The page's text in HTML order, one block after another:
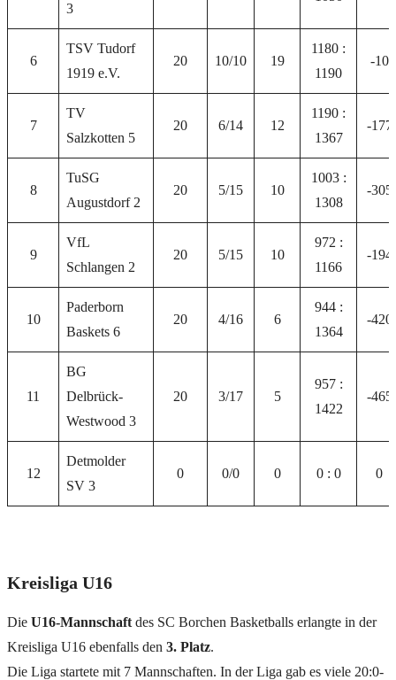
3
6
TSV Tudorf
1919 e.V.
20 10/10 19
1180 :
1190
-10
7
TV
Salzkotten 5
20 6/14 12
1190 :
1367
-177
8
TuSG
Augustdorf 2
20 5/15 10
1003 :
1308
-305
9
VfL
Schlangen 2
20 5/15 10
972 :
1166
-194
10
Paderborn
Baskets 6
20 4/16 6
944 :
1364
-420
11
BG
Delbrück-
Westwood 3
20 3/17 5
957 :
1422
-465
12
Detmolder
SV 3
0 0/0 0 0 : 0 0
Kreisliga U16
Die U16-Mannschaft des SC Borchen Basketballs erlangte in der
Kreisliga U16 ebenfalls den 3. Platz.
Die Liga startete mit 7 Mannschaften. In der Liga gab es viele 20:0-